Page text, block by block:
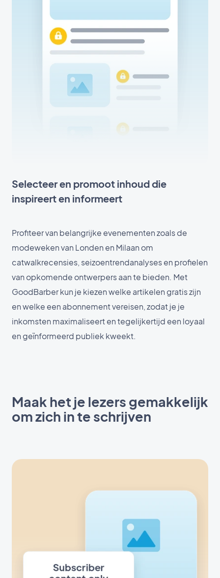
Selecteer en promoot inhoud die
inspireert en informeert
Profiteer van belangrijke evenementen zoals de
modeweken van Londen en Milaan om
catwalkrecensies, seizoentrendanalyses en profielen
van opkomende ontwerpers aan te bieden. Met
GoodBarber kun je kiezen welke artikelen gratis zijn
en welke een abonnement vereisen, zodat je je
inkomsten maximaliseert en tegelijkertijd een loyaal
en geïnformeerd publiek kweekt.
Maak het je lezers gemakkelijk
om zich in te schrijven